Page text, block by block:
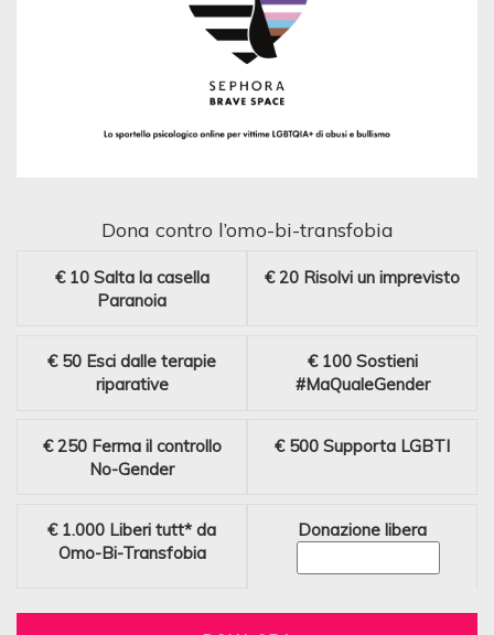
Dona contro l’omo-bi-transfobia
€ 10 Salta la casella
Paranoia
€ 20 Risolvi un imprevisto
€ 50 Esci dalle terapie
riparative
€ 100 Sostieni
#MaQualeGender
€ 250 Ferma il controllo
No-Gender
€ 500 Supporta LGBTI
€ 1.000 Liberi tutt* da
Omo-Bi-Transfobia
Donazione libera